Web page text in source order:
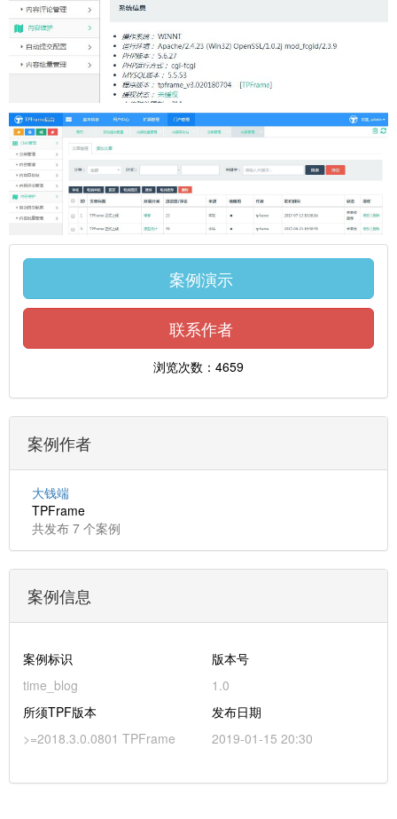
案例演示
联系作者
浏览次数：4659
案例作者
大钱端
TPFrame
共发布 7 个案例
案例信息
案例标识
time_blog
版本号
1.0
所须TPF版本
>=2018.3.0.0801 TPFrame
发布日期
2019-01-15 20:30